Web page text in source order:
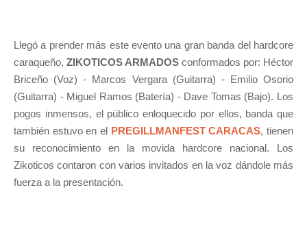
Llegó a prender más este evento una gran banda del hardcore
caraqueño, ZIKOTICOS ARMADOS conformados por: Héctor
Briceño (Voz) - Marcos Vergara (Guitarra) - Emilio Osorio
(Guitarra) - Miguel Ramos (Batería) - Dave Tomas (Bajo). Los
pogos inmensos, el público enloquecido por ellos, banda que
también estuvo en el PREGILLMANFEST CARACAS, tienen
su reconocimiento en la movida hardcore nacional. Los
Zikoticos contaron con varios invitados en la voz dándole más
fuerza a la presentación.